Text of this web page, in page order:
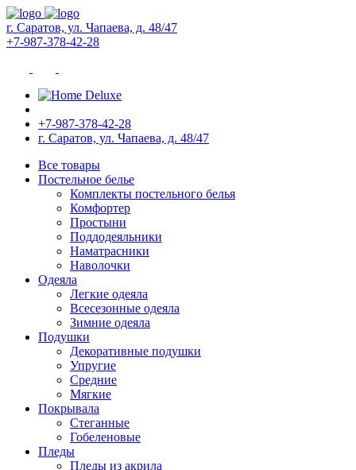
г. Саратов, ул. Чапаева, д. 48/47
+7-987-378-42-28
+7-987-378-42-28
г. Саратов, ул. Чапаева, д. 48/47
Все товары
Постельное белье
Комплекты постельного белья
Комфортер
Простыни
Поддодеяльники
Наматрасники
Наволочки
Одеяла
Легкие одеяла
Всесезонные одеяла
Зимние одеяла
Подушки
Декоративные подушки
Упругие
Средние
Мягкие
Покрывала
Стеганные
Гобеленовые
Пледы
Пледы из акрила